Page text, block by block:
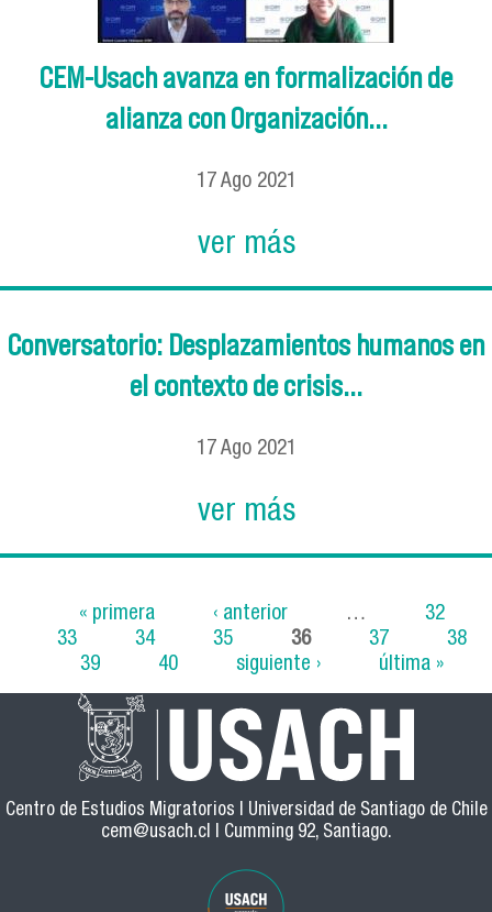
CEM-Usach avanza en formalización de
alianza con Organización...
17 Ago 2021
ver más
Conversatorio: Desplazamientos humanos en
el contexto de crisis...
17 Ago 2021
ver más
Páginas
« primera ‹ anterior …
32
33
34 35 36 37
38
39
40 siguiente › última »
Centro de Estudios Migratorios | Universidad de Santiago de Chile
cem@usach.cl | Cumming 92, Santiago.